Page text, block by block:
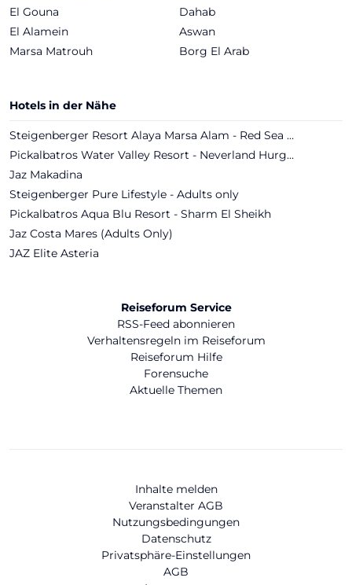
El Gouna
Dahab
El Alamein
Aswan
Marsa Matrouh
Borg El Arab
Hotels in der Nähe
Steigenberger Resort Alaya Marsa Alam - Red Sea - Adults only
Pickalbatros Water Valley Resort - Neverland Hurghada
Jaz Makadina
Steigenberger Pure Lifestyle - Adults only
Pickalbatros Aqua Blu Resort - Sharm El Sheikh
Jaz Costa Mares (Adults Only)
JAZ Elite Asteria
Reiseforum Service
RSS-Feed abonnieren
Verhaltensregeln im Reiseforum
Reiseforum Hilfe
Forensuche
Aktuelle Themen
Inhalte melden
Veranstalter AGB
Nutzungsbedingungen
Datenschutz
Privatsphäre-Einstellungen
AGB